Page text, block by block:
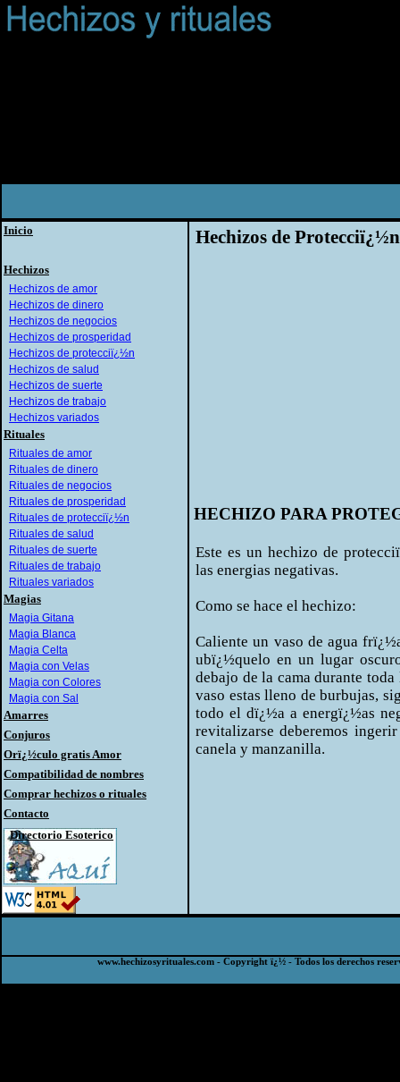
Inicio
Hechizos
Hechizos de amor
Hechizos de dinero
Hechizos de negocios
Hechizos de prosperidad
Hechizos de protecciï¿½n
Hechizos de salud
Hechizos de suerte
Hechizos de trabajo
Hechizos variados
Rituales
Rituales de amor
Rituales de dinero
Rituales de negocios
Rituales de prosperidad
Rituales de protecciï¿½n
Rituales de salud
Rituales de suerte
Rituales de trabajo
Rituales variados
Magias
Magia Gitana
Magia Blanca
Magia Celta
Magia con Velas
Magia con Colores
Magia con Sal
Amarres
Conjuros
Orï¿½culo gratis Amor
Compatibilidad de nombres
Comprar hechizos o rituales
Contacto
Directorio Esoterico
Hechizos de Protecciï¿½n
HECHIZO PARA
Este es un hechizo de
las energias negativas.
Como se hace el hechizo:
Caliente un vaso de agua
ubï¿½quelo en un lugar
debajo de la cama durante
vaso estas lleno de burbujas,
todo el dï¿½a a energï¿½as
revitalizarse deberemos
canela y manzanilla.
www.hechizosyrituales.com - Copyright ï¿½ - Todos los derechos